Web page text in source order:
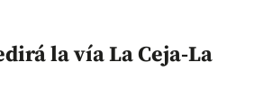
la vía La Ceja-La